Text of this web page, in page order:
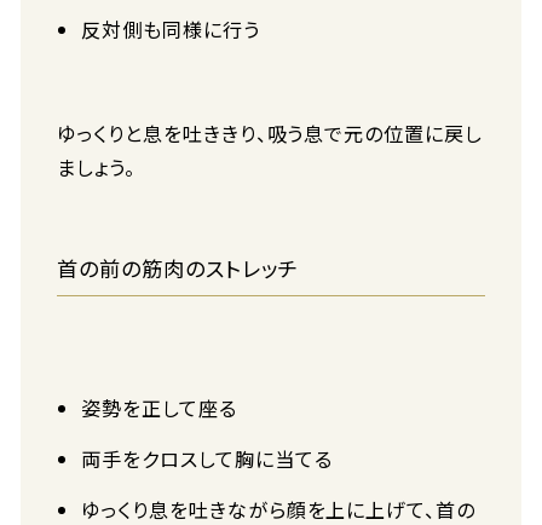
反対側も同様に行う
ゆっくりと息を吐ききり、吸う息で元の位置に戻し
ましょう。
首の前の筋肉のストレッチ
姿勢を正して座る
両手をクロスして胸に当てる
ゆっくり息を吐きながら顔を上に上げて、首の